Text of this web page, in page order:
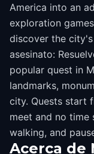
America into an
exploration
discover the
asesinato:
popular quest in
landmarks,
city. Quests start
meet and no
walking, and
Acerca de